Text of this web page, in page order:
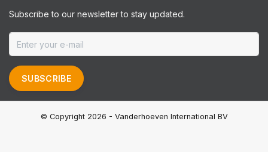
Subscribe to our newsletter to stay updated.
SUBSCRIBE
© Copyright 2026 - Vanderhoeven International BV